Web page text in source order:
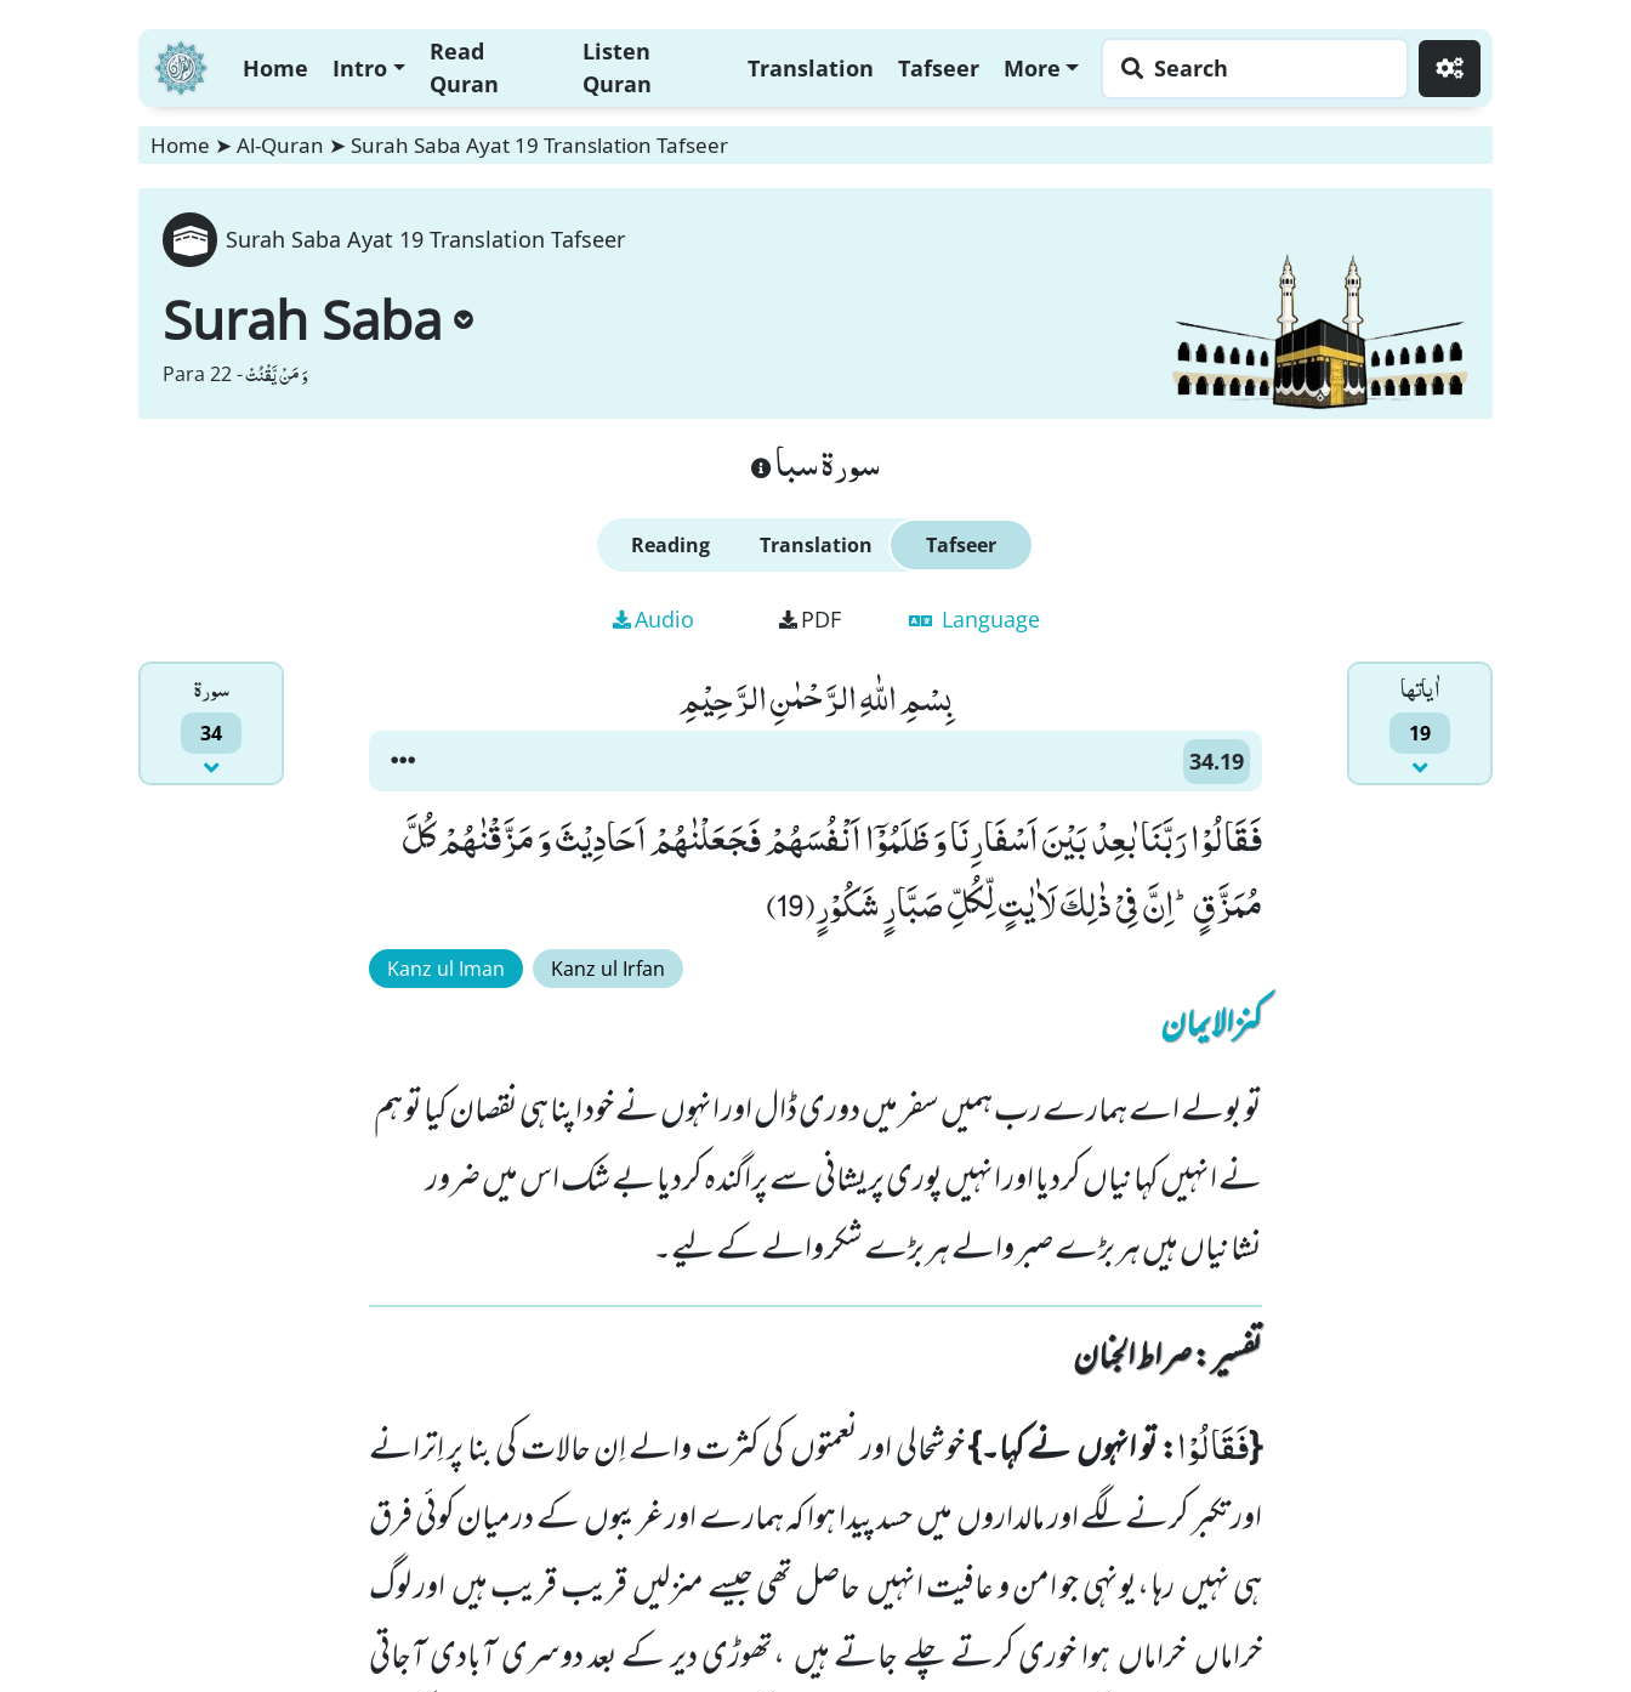
Home Intro
Read
Quran
Listen
Quran
Translation Tafseer More Search
Home ➤ Al-Quran ➤ Surah Saba Ayat 19 Translation Tafseer
Surah Saba Ayat 19 Translation Tafseer
Surah Saba
Para 22 -وَ مَنْ یَّقْنُتْ
سورة سبا
Reading Translation Tafseer
Audio PDF Language
سورۃ
34
اٰياتها
19
بِسْمِ اللّٰهِ الرَّحْمٰنِ الرَّحِیْمِ
34.19
فَقَالُوْا رَبَّنَا بٰعِدْ بَیْنَ اَسْفَارِنَا وَ ظَلَمُوْۤا اَنْفُسَهُمْ فَجَعَلْنٰهُمْ اَحَادِیْثَ وَ مَزَّقْنٰهُمْ كُلَّ
مُمَزَّقٍؕ-اِنَّ فِیْ ذٰلِكَ لَاٰیٰتٍ لِّكُلِّ صَبَّارٍ شَكُوْرٍ(19)
Kanz ul Iman Kanz ul Irfan
کنزالایمان
تو بولے اے ہمارے رب ہمیں سفر میں دوری ڈال اور انہوں نے خود اپنا ہی نقصان کیا تو ہم
نے انہیں کہانیاں کردیا اور انہیں پوری پریشانی سے پراگندہ کردیا بے شک اس میں ضرور
نشانیاں ہیں ہر بڑے صبر والے ہر بڑے شکر والے کے لیے۔
تفسیر : ‎صراط الجنان
{فَقَالُوْا: تو انہوںنے کہا۔}خوشحالی اور نعمتوںکی کثرت والے اِن حالات کی بنا پر اِترانے
اور تکبر کرنے لگے اورمالداروںمیںحسد پیدا ہوا کہ ہمارے اور غریبوںکے درمیان کوئی فرق
ہی نہیںرہا ،یونہی جو امن و عافیت انہیںحاصل تھی جیسے منزلیںقریب قریب ہیںاور لوگ
خراماںخراماںہوا خوری کرتے چلے جاتے ہیں ،تھوڑی دیر کے بعد دوسری آبادی آجاتی